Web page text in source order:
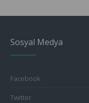
Sosyal Medya
Facebook
Twitter